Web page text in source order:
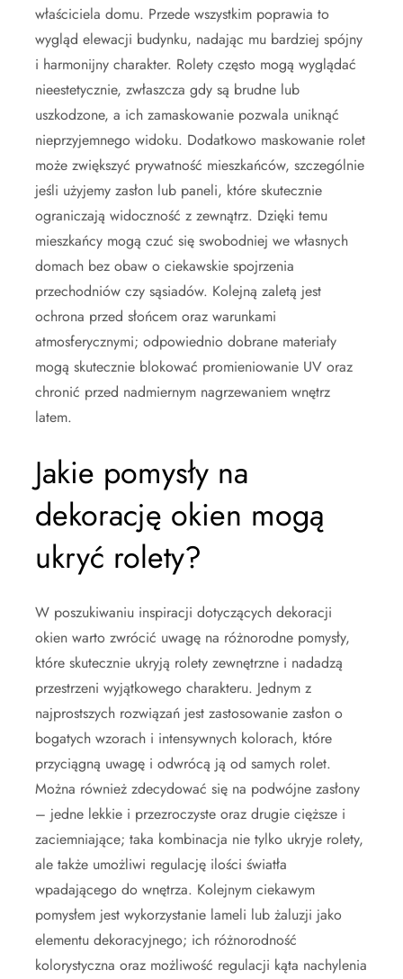
właściciela domu. Przede wszystkim poprawia to
wygląd elewacji budynku, nadając mu bardziej spójny
i harmonijny charakter. Rolety często mogą wyglądać
nieestetycznie, zwłaszcza gdy są brudne lub
uszkodzone, a ich zamaskowanie pozwala uniknąć
nieprzyjemnego widoku. Dodatkowo maskowanie rolet
może zwiększyć prywatność mieszkańców, szczególnie
jeśli użyjemy zasłon lub paneli, które skutecznie
ograniczają widoczność z zewnątrz. Dzięki temu
mieszkańcy mogą czuć się swobodniej we własnych
domach bez obaw o ciekawskie spojrzenia
przechodniów czy sąsiadów. Kolejną zaletą jest
ochrona przed słońcem oraz warunkami
atmosferycznymi; odpowiednio dobrane materiały
mogą skutecznie blokować promieniowanie UV oraz
chronić przed nadmiernym nagrzewaniem wnętrz
latem.
Jakie pomysły na
dekorację okien mogą
ukryć rolety?
W poszukiwaniu inspiracji dotyczących dekoracji
okien warto zwrócić uwagę na różnorodne pomysły,
które skutecznie ukryją rolety zewnętrzne i nadadzą
przestrzeni wyjątkowego charakteru. Jednym z
najprostszych rozwiązań jest zastosowanie zasłon o
bogatych wzorach i intensywnych kolorach, które
przyciągną uwagę i odwrócą ją od samych rolet.
Można również zdecydować się na podwójne zasłony
– jedne lekkie i przezroczyste oraz drugie cięższe i
zaciemniające; taka kombinacja nie tylko ukryje rolety,
ale także umożliwi regulację ilości światła
wpadającego do wnętrza. Kolejnym ciekawym
pomysłem jest wykorzystanie lameli lub żaluzji jako
elementu dekoracyjnego; ich różnorodność
kolorystyczna oraz możliwość regulacji kąta nachylenia